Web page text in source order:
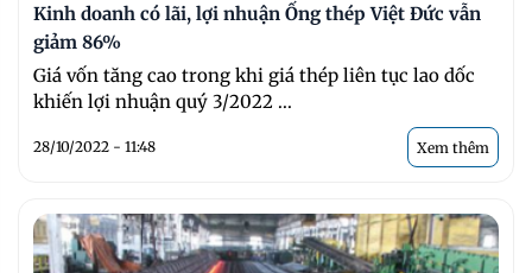
Kinh doanh có lãi, lợi nhuận Ống thép Việt Đức vẫn
giảm 86%
Giá vốn tăng cao trong khi giá thép liên tục lao dốc
khiến lợi nhuận quý 3/2022 ...
28/10/2022 - 11:48 Xem thêm